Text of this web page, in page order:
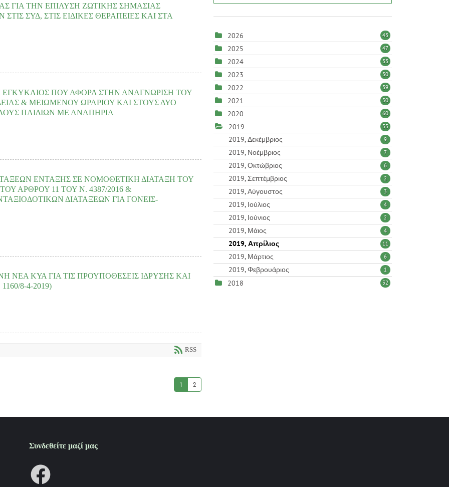
READ MORE
ΓΙΑ ΤΗΝ ΕΠΙΛΥΣΗ ΖΩΤΙΚΗΣ ΣΗΜΑΣΙΑΣ
ΣΥΔ, ΣΤΙΣ ΕΙΔΙΚΕΣ ΘΕΡΑΠΕΙΕΣ ΚΑΙ ΣΤΑ
εκφράζοντας την αγανάκτηση μας, για το σοβαρό πρόβλημα που
ΕΓΚΥΚΛΙΟΣ ΠΟΥ ΑΦΟΡΑ ΣΤΗΝ ΑΝΑΓΝΩΡΙΣΗ ΤΟΥ
& ΜΕΙΩΜΕΝΟΥ ΩΡΑΡΙΟΥ ΚΑΙ ΣΤΟΥΣ ΔΥΟ
ΠΑΙΔΙΩΝ ΜΕ ΑΝΑΠΗΡΙΑ
σας γνωρίζουμε ότι εκδόθηκε από το Υπουργείο Διοικητικής
ΕΝΤΑΞΗΣ ΣΕ ΝΟΜΟΘΕΤΙΚΗ ΔΙΑΤΑΞΗ ΤΟΥ
ΑΡΘΡΟΥ 11 ΤΟΥ Ν. 4387/2016 &
ΔΙΑΤΑΞΕΩΝ ΓΙΑ ΓΟΝΕΙΣ-
καθυστέρηση της θέσπισης και θέσης σε εφαρμογή των νέων,
ΝΕΑ ΚΥΑ ΓΙΑ ΤΙΣ ΠΡΟΥΠΟΘΕΣΕΙΣ ΙΔΡΥΣΗΣ ΚΑΙ
8-4-2019)
διορθωμένη ΚΥΑ για τις προϋποθέσεις ίδρυσης και λειτουργίας ΣΥΔ,
RSS
1 2
2026 43
2025 47
2024 33
2023 30
2022 39
2021 50
2020 60
2019 55
2019, Δεκέμβριος 9
2019, Νοέμβριος 7
2019, Οκτώβριος 6
2019, Σεπτέμβριος 2
2019, Αύγουστος 3
2019, Ιούλιος 4
2019, Ιούνιος 2
2019, Μάιος 4
2019, Απρίλιος 11
2019, Μάρτιος 6
2019, Φεβρουάριος 1
2018 32
Συνδεθείτε μαζί μας